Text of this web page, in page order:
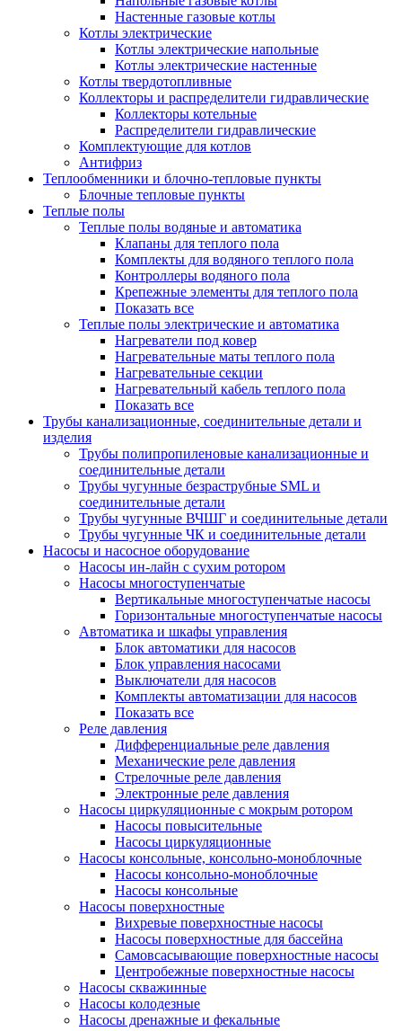
Настенные газовые котлы
Котлы электрические
Котлы электрические напольные
Котлы электрические настенные
Котлы твердотопливные
Коллекторы и распределители гидравлические
Коллекторы котельные
Распределители гидравлические
Комплектующие для котлов
Антифриз
Теплообменники и блочно-тепловые пункты
Блочные тепловые пункты
Теплые полы
Теплые полы водяные и автоматика
Клапаны для теплого пола
Комплекты для водяного теплого пола
Контроллеры водяного пола
Крепежные элементы для теплого пола
Показать все
Теплые полы электрические и автоматика
Нагреватели под ковер
Нагревательные маты теплого пола
Нагревательные секции
Нагревательный кабель теплого пола
Показать все
Трубы канализационные, соединительные детали и
изделия
Трубы полипропиленовые канализационные и
соединительные детали
Трубы чугунные безраструбные SML и
соединительные детали
Трубы чугунные ВЧШГ и соединительные детали
Трубы чугунные ЧК и соединительные детали
Насосы и насосное оборудование
Насосы ин-лайн с сухим ротором
Насосы многоступенчатые
Вертикальные многоступенчатые насосы
Горизонтальные многоступенчатые насосы
Автоматика и шкафы управления
Блок автоматики для насосов
Блок управления насосами
Выключатели для насосов
Комплекты автоматизации для насосов
Показать все
Реле давления
Дифференциальные реле давления
Механические реле давления
Стрелочные реле давления
Электронные реле давления
Насосы циркуляционные с мокрым ротором
Насосы повысительные
Насосы циркуляционные
Насосы консольные, консольно-моноблочные
Насосы консольно-моноблочные
Насосы консольные
Насосы поверхностные
Вихревые поверхностные насосы
Насосы поверхностные для бассейна
Самовсасывающие поверхностные насосы
Центробежные поверхностные насосы
Насосы скважинные
Насосы колодезные
Насосы дренажные и фекальные